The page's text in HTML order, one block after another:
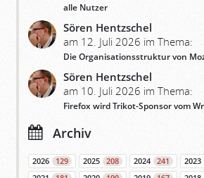
alle Nutzer
Sören Hentzschel
am 12. Juli 2026 im Thema:
Die Organisationsstruktur von
Sören Hentzschel
am 10. Juli 2026 im Thema:
Firefox wird Trikot-Sponsor vom
Archiv
2026 129 2025 208 2024 241 2023